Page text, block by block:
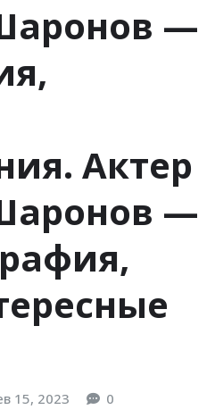
—
Актер
—
15, 2023 0